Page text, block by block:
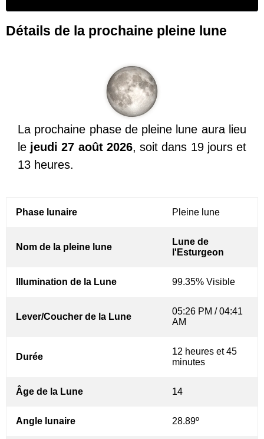
Détails de la prochaine pleine lune
La prochaine phase de pleine lune aura lieu
le jeudi 27 août 2026, soit dans 19 jours et
13 heures.
Phase lunaire Pleine lune
Nom de la pleine lune
Lune de
l'Esturgeon
Illumination de la Lune 99.35% Visible
Lever/Coucher de la Lune
05:26 PM / 04:41
AM
Durée
12 heures et 45
minutes
Âge de la Lune 14
Angle lunaire 28.89º